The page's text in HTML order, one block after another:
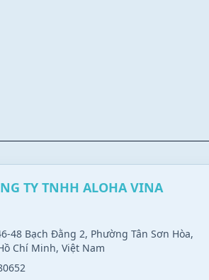
TY TNHH ALOHA VINA
48 Bạch Đằng 2, Phường Tân Sơn Hòa,
Chí Minh, Việt Nam